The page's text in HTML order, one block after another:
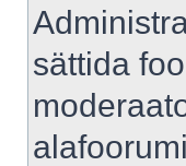
sättida